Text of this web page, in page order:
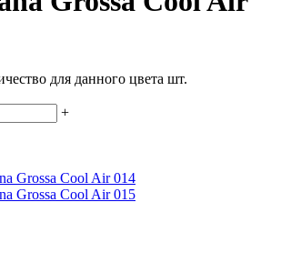
для данного цвета шт.
+
Grossa Cool Air 014
Grossa Cool Air 015